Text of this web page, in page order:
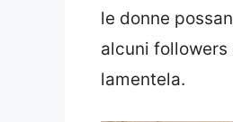
le donne
alcuni followers
lamentela.